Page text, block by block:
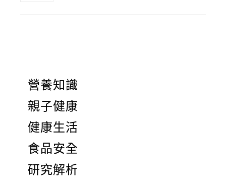
營養知識
親子健康
健康生活
食品安全
研究解析